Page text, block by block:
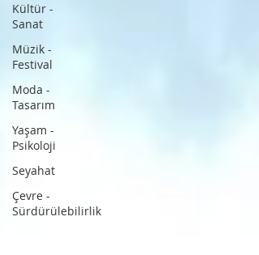
Kültür -
Sanat
Müzik -
Festival
Moda -
Tasarım
Yaşam -
Psikoloji
Seyahat
Çevre -
Sürdürülebilirlik